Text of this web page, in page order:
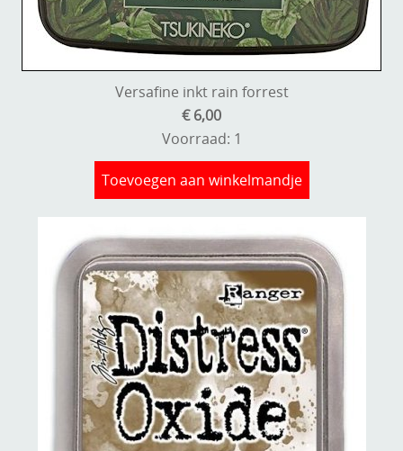
Versafine inkt rain forrest
€ 6,00
Voorraad: 1
Toevoegen aan winkelmandje